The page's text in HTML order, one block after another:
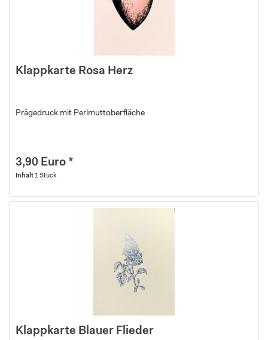
Klappkarte Rosa Herz
Prägedruck mit Perlmuttoberfläche
3,90 Euro *
Inhalt 1 Stück
Klappkarte Blauer Flieder